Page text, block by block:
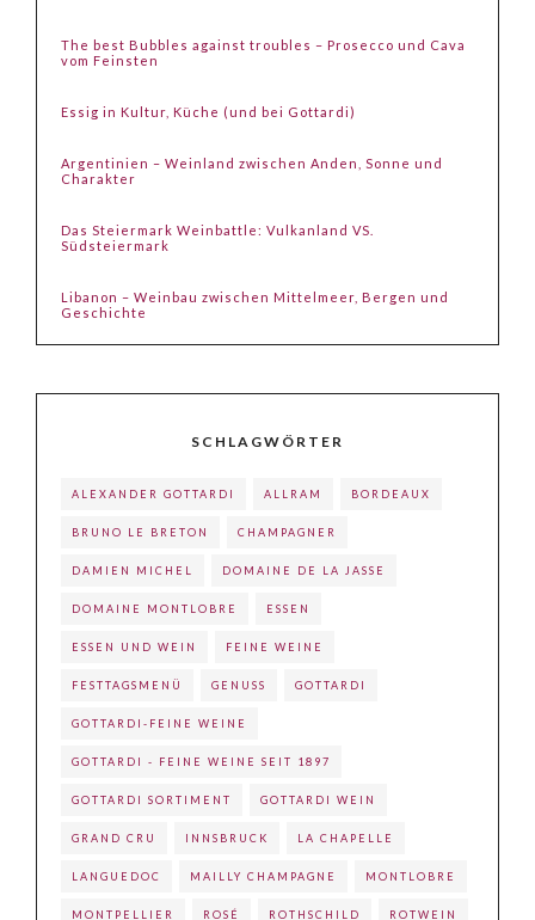
The best Bubbles against troubles – Prosecco und Cava
vom Feinsten
Essig in Kultur, Küche (und bei Gottardi)
Argentinien – Weinland zwischen Anden, Sonne und
Charakter
Das Steiermark Weinbattle: Vulkanland VS.
Südsteiermark
Libanon – Weinbau zwischen Mittelmeer, Bergen und
Geschichte
SCHLAGWÖRTER
ALEXANDER GOTTARDI ALLRAM BORDEAUX
BRUNO LE BRETON CHAMPAGNER
DAMIEN MICHEL DOMAINE DE LA JASSE
DOMAINE MONTLOBRE ESSEN
ESSEN UND WEIN FEINE WEINE
FESTTAGSMENÜ GENUSS GOTTARDI
GOTTARDI-FEINE WEINE
GOTTARDI - FEINE WEINE SEIT 1897
GOTTARDI SORTIMENT GOTTARDI WEIN
GRAND CRU INNSBRUCK LA CHAPELLE
LANGUEDOC MAILLY CHAMPAGNE MONTLOBRE
MONTPELLIER ROSÉ ROTHSCHILD ROTWEIN